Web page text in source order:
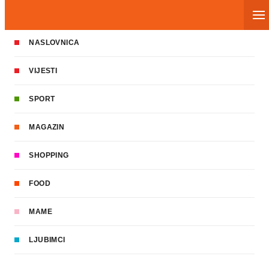
NASLOVNICA
VIJESTI
SPORT
MAGAZIN
SHOPPING
FOOD
MAME
LJUBIMCI